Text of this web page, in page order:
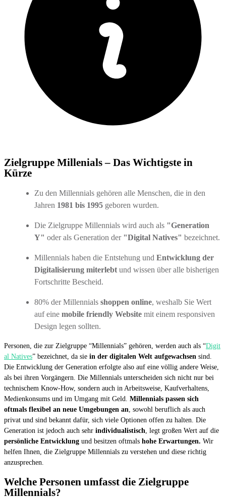
Zielgruppe Millenials – Das Wichtigste in
Kürze
Zu den Millennials gehören alle Menschen, die in den
Jahren 1981 bis 1995 geboren wurden.
Die Zielgruppe Millennials wird auch als "Generation
Y" oder als Generation der "Digital Natives" bezeichnet.
Millennials haben die Entstehung und Entwicklung der
Digitalisierung miterlebt und wissen über alle bisherigen
Fortschritte Bescheid.
80% der Millennials shoppen online, weshalb Sie Wert
auf eine mobile friendly Website mit einem responsiven
Design legen sollten.
Personen, die zur Zielgruppe “Millennials” gehören, werden auch als “Digit
al Natives” bezeichnet, da sie in der digitalen Welt aufgewachsen sind.
Die Entwicklung der Generation erfolgte also auf eine völlig andere Weise,
als bei ihren Vorgängern. Die Millennials unterscheiden sich nicht nur bei
technischem Know-How, sondern auch in Arbeitsweise, Kaufverhaltens,
Medienkonsums und im Umgang mit Geld. Millennials passen sich
oftmals flexibel an neue Umgebungen an, sowohl beruflich als auch
privat und sind bekannt dafür, sich viele Optionen offen zu halten. Die
Generation ist jedoch auch sehr individualistisch, legt großen Wert auf die
persönliche Entwicklung und besitzen oftmals hohe Erwartungen. Wir
helfen Ihnen, die Zielgruppe Millennials zu verstehen und diese richtig
anzusprechen.
Welche Personen umfasst die Zielgruppe
Millennials?